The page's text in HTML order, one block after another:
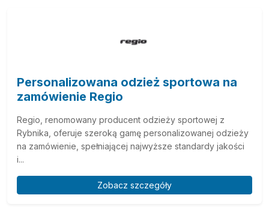
Personalizowana odzież sportowa na
zamówienie Regio
Regio, renomowany producent odzieży sportowej z
Rybnika, oferuje szeroką gamę personalizowanej odzieży
na zamówienie, spełniającej najwyższe standardy jakości
i...
Zobacz szczegóły